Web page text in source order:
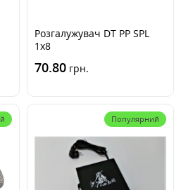
Розгалужувач DT PP SPL
1х8
70.80 грн.
Популярний